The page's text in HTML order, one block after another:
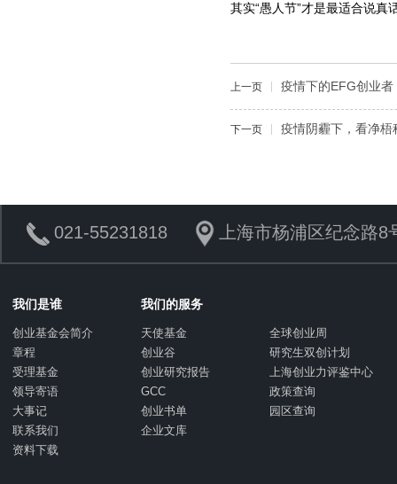
其实“愚人节”才是最适合说真
上一页 疫情下的EFG创业
下一页 疫情阴霾下，看净梧
021-55231818 上海市杨浦区纪念路
我们是谁
创业基金会简介
章程
受理基金
领导寄语
大事记
联系我们
资料下载
我们的服务
天使基金
全球创业周
创业谷
研究生双创计划
创业研究报告
上海创业力评鉴中心
GCC
政策查询
创业书单
园区查询
企业文库